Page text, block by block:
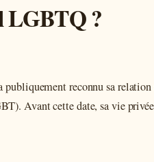
LGBTQ ?
reconnu sa
Avant cette date, sa vie